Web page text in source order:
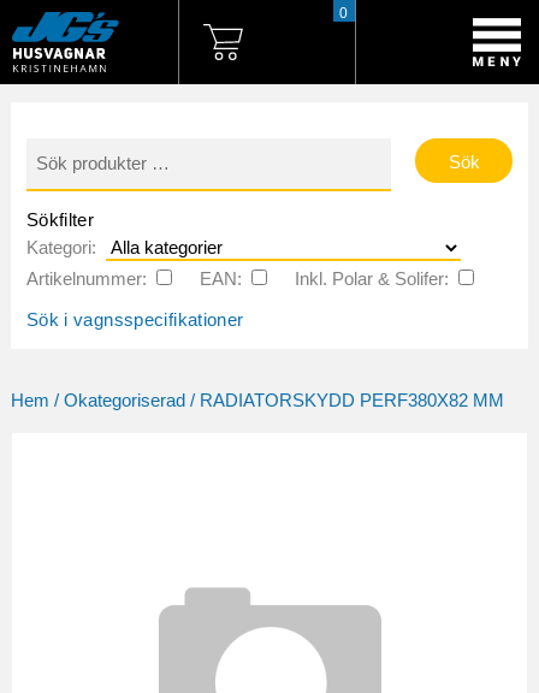
0
efter:
Sökfilter
Kategori:
Artikelnummer:
EAN:
Inkl. Polar & Solifer:
Sök i vagnsspecifikationer
Hem / Okategoriserad / RADIATORSKYDD PERF380X82 MM